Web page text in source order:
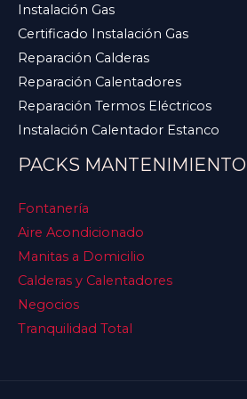
Instalación Gas
Certificado Instalación Gas
Reparación Calderas
Reparación Calentadores
Reparación Termos Eléctricos
Instalación Calentador Estanco
PACKS MANTENIMIENTO
Fontanería
Aire Acondicionado
Manitas a Domicilio
Calderas y Calentadores
Negocios
Tranquilidad Total